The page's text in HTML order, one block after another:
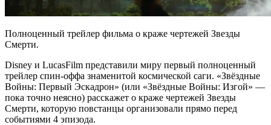
Полноценный трейлер фильма о краже чертежей Звезды
Смерти.
Disney и LucasFilm представили миру первый полноценный
трейлер спин-оффа знаменитой космической саги. «Звёздные
Войны: Первый Эскадрон» (или «Звёздные Войны: Изгой» —
пока точно неясно) расскажет о краже чертежей Звезды
Смерти, которую повстанцы организовали прямо перед
событиями 4 эпизода.